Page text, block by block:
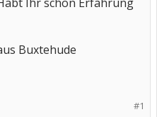
Buxtehude
#1